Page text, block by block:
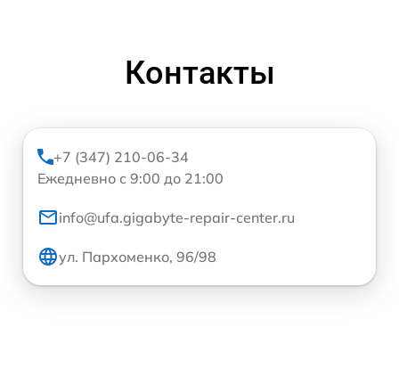
Контакты
+7 (347) 210-06-34
Ежедневно с 9:00 до 21:00
info@ufa.gigabyte-repair-center.ru
ул. Пархоменко, 96/98